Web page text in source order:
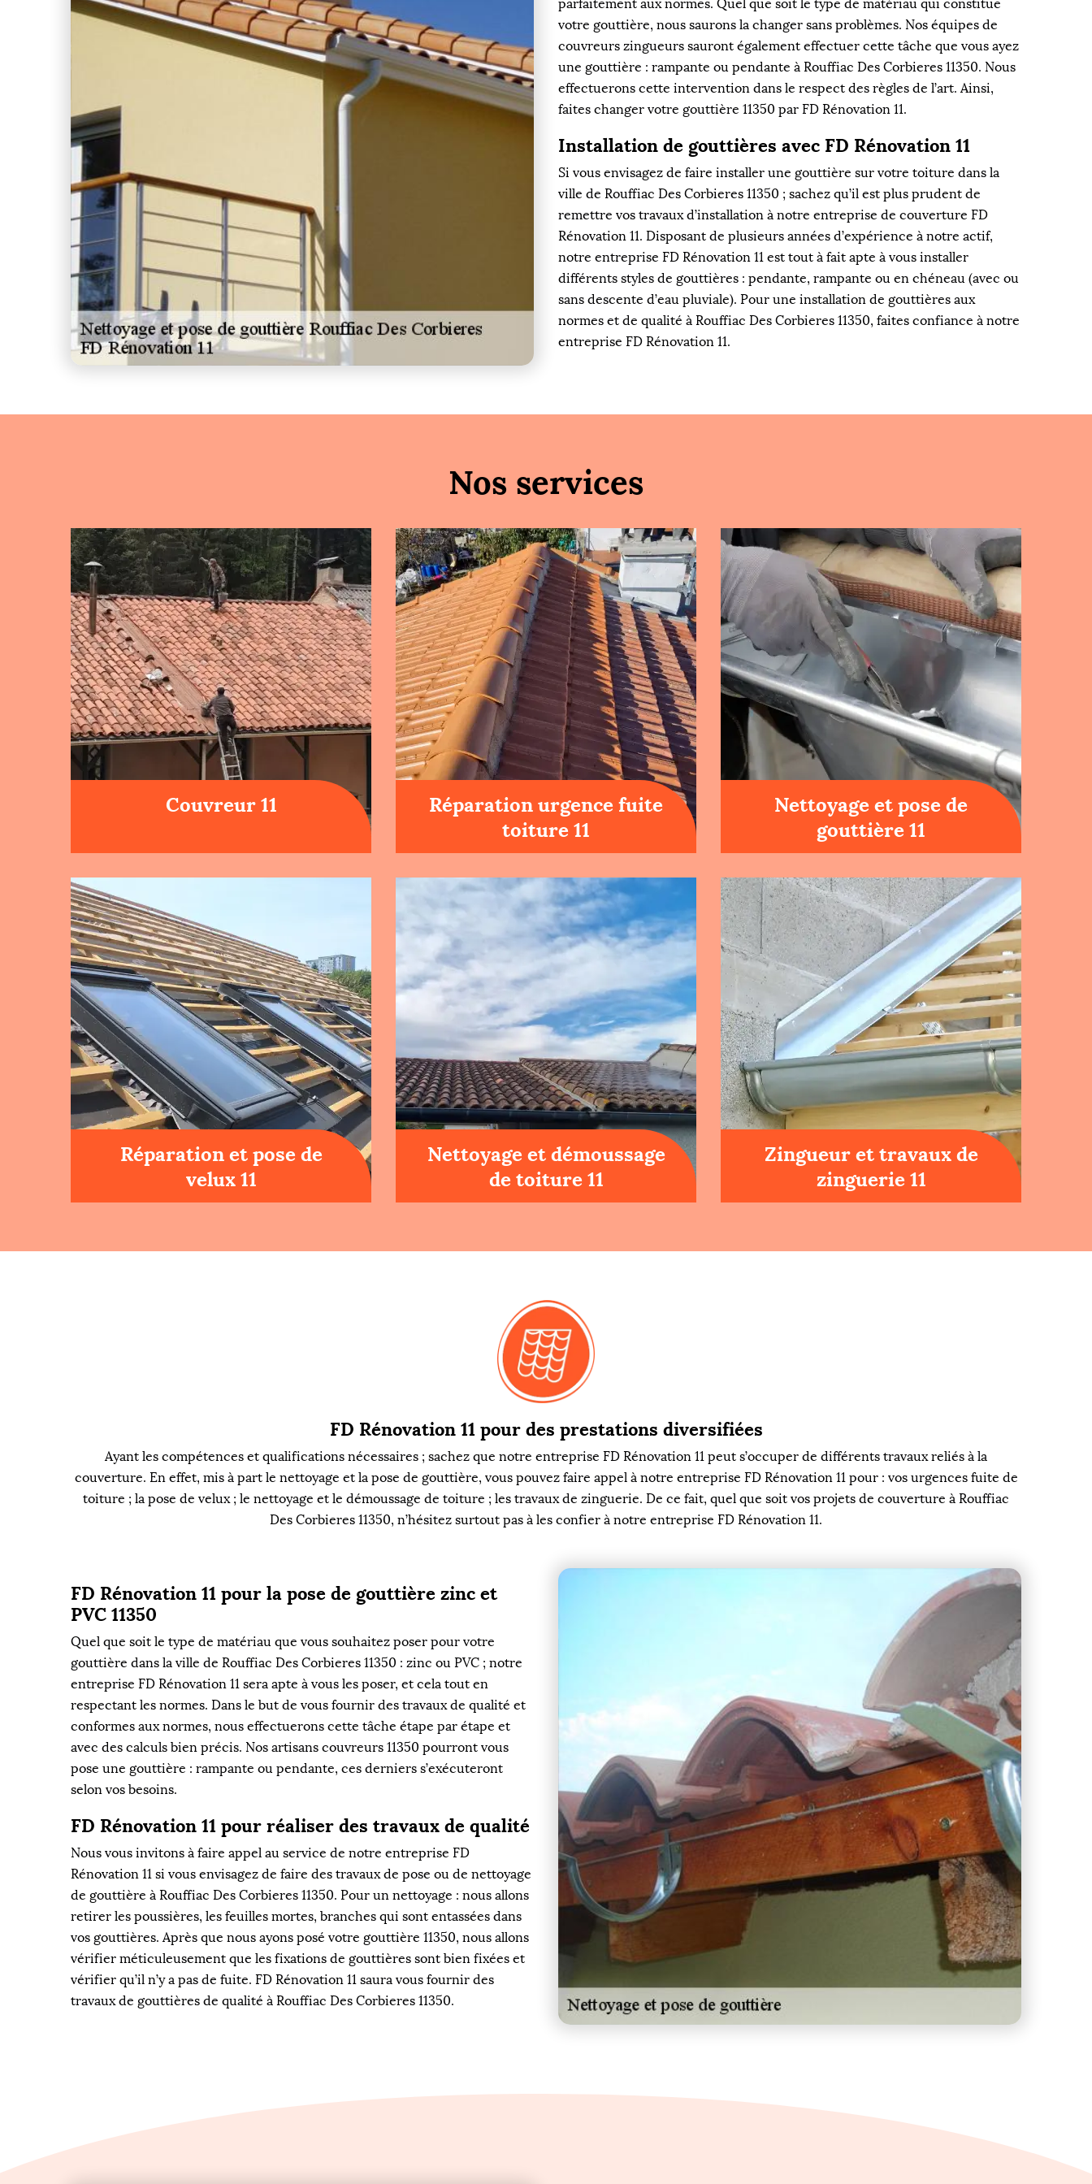
parfaitement aux normes. Quel que soit le type de matériau qui constitue
votre gouttière, nous saurons la changer sans problèmes. Nos équipes de
couvreurs zingueurs sauront également effectuer cette tâche que vous ayez
une gouttière : rampante ou pendante à Rouffiac Des Corbieres 11350. Nous
effectuerons cette intervention dans le respect des règles de l’art. Ainsi,
faites changer votre gouttière 11350 par FD Rénovation 11.
Installation de gouttières avec FD Rénovation 11
Si vous envisagez de faire installer une gouttière sur votre toiture dans la
ville de Rouffiac Des Corbieres 11350 ; sachez qu’il est plus prudent de
remettre vos travaux d’installation à notre entreprise de couverture FD
Rénovation 11. Disposant de plusieurs années d’expérience à notre actif,
notre entreprise FD Rénovation 11 est tout à fait apte à vous installer
différents styles de gouttières : pendante, rampante ou en chéneau (avec ou
sans descente d’eau pluviale). Pour une installation de gouttières aux
normes et de qualité à Rouffiac Des Corbieres 11350, faites confiance à notre
entreprise FD Rénovation 11.
Nos services
Couvreur 11
Réparation urgence fuite
toiture 11
Nettoyage et pose de
gouttière 11
Réparation et pose de
velux 11
Nettoyage et démoussage
de toiture 11
Zingueur et travaux de
zinguerie 11
FD Rénovation 11 pour des prestations diversifiées
Ayant les compétences et qualifications nécessaires ; sachez que notre entreprise FD Rénovation 11 peut s’occuper de différents travaux reliés à la
couverture. En effet, mis à part le nettoyage et la pose de gouttière, vous pouvez faire appel à notre entreprise FD Rénovation 11 pour : vos urgences fuite de
toiture ; la pose de velux ; le nettoyage et le démoussage de toiture ; les travaux de zinguerie. De ce fait, quel que soit vos projets de couverture à Rouffiac
Des Corbieres 11350, n’hésitez surtout pas à les confier à notre entreprise FD Rénovation 11.
FD Rénovation 11 pour la pose de gouttière zinc et
PVC 11350
Quel que soit le type de matériau que vous souhaitez poser pour votre
gouttière dans la ville de Rouffiac Des Corbieres 11350 : zinc ou PVC ; notre
entreprise FD Rénovation 11 sera apte à vous les poser, et cela tout en
respectant les normes. Dans le but de vous fournir des travaux de qualité et
conformes aux normes, nous effectuerons cette tâche étape par étape et
avec des calculs bien précis. Nos artisans couvreurs 11350 pourront vous
pose une gouttière : rampante ou pendante, ces derniers s’exécuteront
selon vos besoins.
FD Rénovation 11 pour réaliser des travaux de qualité
Nous vous invitons à faire appel au service de notre entreprise FD
Rénovation 11 si vous envisagez de faire des travaux de pose ou de nettoyage
de gouttière à Rouffiac Des Corbieres 11350. Pour un nettoyage : nous allons
retirer les poussières, les feuilles mortes, branches qui sont entassées dans
vos gouttières. Après que nous ayons posé votre gouttière 11350, nous allons
vérifier méticuleusement que les fixations de gouttières sont bien fixées et
vérifier qu’il n’y a pas de fuite. FD Rénovation 11 saura vous fournir des
travaux de gouttières de qualité à Rouffiac Des Corbieres 11350.